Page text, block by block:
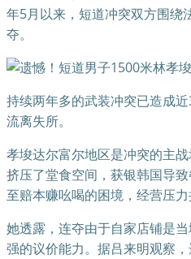
年5月以来，短道冲突双方围绕
夺。
持续两年多的武装冲突已造成
流离失所。
孝埈达尔富尔地区是冲突的主
挤压了堂食空间，获银韩国导
至赔本赚吆喝的困境，经营压力
她透露，连夺由于自家店铺是
强的议价能力。据吕来明观察